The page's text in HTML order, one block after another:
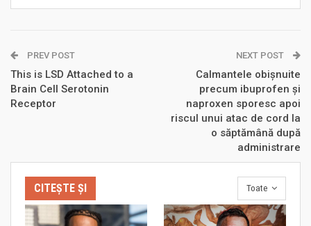
PREV POST
This is LSD Attached to a
Brain Cell Serotonin
Receptor
NEXT POST
Calmantele obișnuite
precum ibuprofen şi
naproxen sporesc apoi
riscul unui atac de cord la
o săptămână după
administrare
Toate
CITEȘTE ȘI